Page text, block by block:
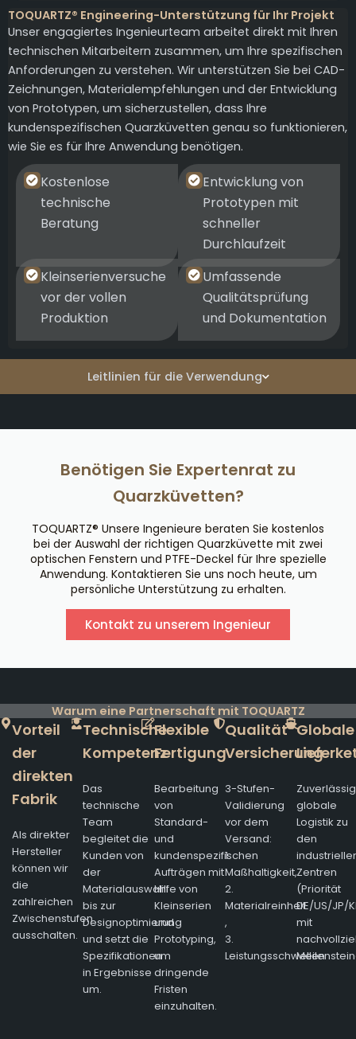
Leitlinien für die Verwendung
TOQUARTZ® Engineering-Unterstützung für Ihr Projekt
Unser engagiertes Ingenieurteam arbeitet direkt mit Ihren
technischen Mitarbeitern zusammen, um Ihre spezifischen
Anforderungen zu verstehen. Wir unterstützen Sie bei CAD-
Zeichnungen, Materialempfehlungen und der Entwicklung
von Prototypen, um sicherzustellen, dass Ihre
kundenspezifischen Quarzküvetten genau so funktionieren,
wie Sie es für Ihre Anwendung benötigen.
Kostenlose
technische
Beratung
Entwicklung von
Prototypen mit
schneller
Durchlaufzeit
Kleinserienversuche
vor der vollen
Produktion
Umfassende
Qualitätsprüfung
und Dokumentation
Benötigen Sie Expertenrat zu
Quarzküvetten?
TOQUARTZ® Unsere Ingenieure beraten Sie kostenlos
bei der Auswahl der richtigen Quarzküvette mit zwei
optischen Fenstern und PTFE-Deckel für Ihre spezielle
Anwendung. Kontaktieren Sie uns noch heute, um
persönliche Unterstützung zu erhalten.
Kontakt zu unserem Ingenieur
Warum eine Partnerschaft mit TOQUARTZ
Vorteil
der
direkten
Fabrik
Als direkter
Hersteller
können wir
die
zahlreichen
Zwischenstufen
ausschalten.
Technische
Kompetenz
Das
technische
Team
begleitet die
Kunden von
der
Materialauswahl
bis zur
Designoptimierung
und setzt die
Spezifikationen
in Ergebnisse
um.
Flexible
Fertigung
Bearbeitung
von
Standard-
und
kundenspezifischen
Aufträgen mit
Hilfe von
Kleinserien
und
Prototyping,
um
dringende
Fristen
einzuhalten.
Qualität
Versicherung
3-Stufen-
Validierung
vor dem
Versand:
1.
Maßhaltigkeit,
2.
Materialreinheit
,
3.
Leistungsschwellen
Globale
globale
Logistik zu
den
Zentren
(Priorität
DE/US/JP/
mit